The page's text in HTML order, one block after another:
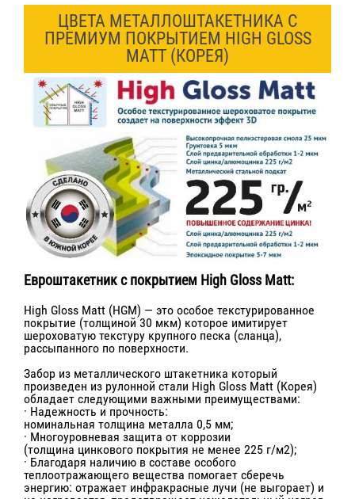
ЦВЕТА МЕТАЛЛОШТАКЕТНИКА С
ПРЕМИУМ ПОКРЫТИЕМ HIGH GLOSS
MATT (КОРЕЯ)
Евроштакетник с покрытием High Gloss Matt:
High Gloss Matt (HGM) — это особое текстурированное
покрытие (толщиной 30 мкм) которое имитирует
шероховатую текстуру крупного песка (сланца),
рассыпанного по поверхности.
Забор из металлического штакетника который
произведен из рулонной стали High Gloss Matt (Корея)
обладает следующими важными преимуществами:
· Надежность и прочность:
номинальная толщина металла 0,5 мм;
· Многоуровневая защита от коррозии
(толщина цинкового покрытия не менее 225 г/м2);
· Благодаря наличию в составе особого
теплоотражающего вещества помогает сберечь
энергию: отражает инфракрасные лучи (не выгорает) и